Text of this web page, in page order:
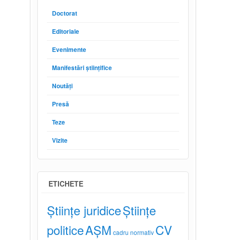
Doctorat
Editoriale
Evenimente
Manifestări științifice
Noutăți
Presă
Teze
Vizite
ETICHETE
Științe juridiceȘtiințe
politiceAȘM cadru normativ CV